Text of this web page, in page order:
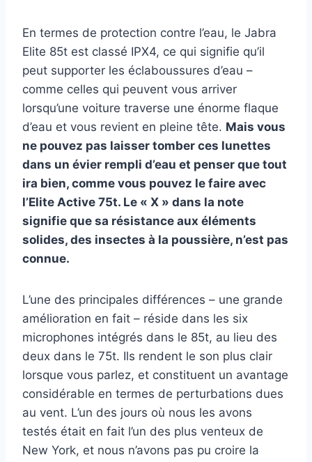
En termes de protection contre l’eau, le Jabra
Elite 85t est classé IPX4, ce qui signifie qu’il
peut supporter les éclaboussures d’eau –
comme celles qui peuvent vous arriver
lorsqu’une voiture traverse une énorme flaque
d’eau et vous revient en pleine tête. Mais vous
ne pouvez pas laisser tomber ces lunettes
dans un évier rempli d’eau et penser que tout
ira bien, comme vous pouvez le faire avec
l’Elite Active 75t. Le « X » dans la note
signifie que sa résistance aux éléments
solides, des insectes à la poussière, n’est pas
connue.
L’une des principales différences – une grande
amélioration en fait – réside dans les six
microphones intégrés dans le 85t, au lieu des
deux dans le 75t. Ils rendent le son plus clair
lorsque vous parlez, et constituent un avantage
considérable en termes de perturbations dues
au vent. L’un des jours où nous les avons
testés était en fait l’un des plus venteux de
New York, et nous n’avons pas pu croire la